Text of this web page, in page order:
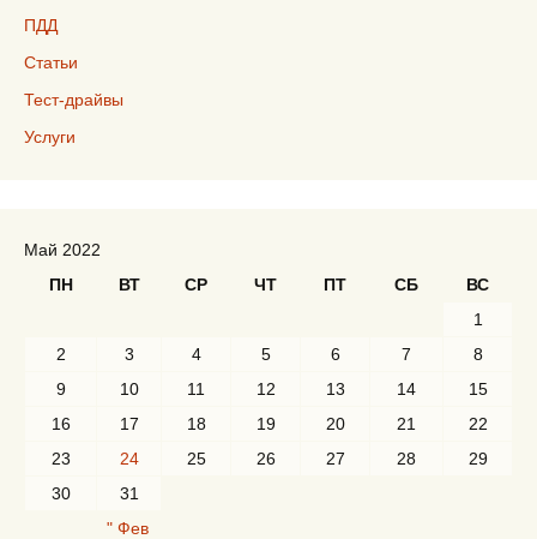
ПДД
Статьи
Тест-драйвы
Услуги
Май 2022
ПН
ВТ СР ЧТ ПТ СБ ВС
" Фев
1
2
3 4 5 6 7
8
9
10 11 12 13 14
15
16
17 18 19 20 21
22
23
24 25 26 27 28
29
30
31